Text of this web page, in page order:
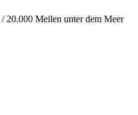
/20.000 Meilen unter dem Meer